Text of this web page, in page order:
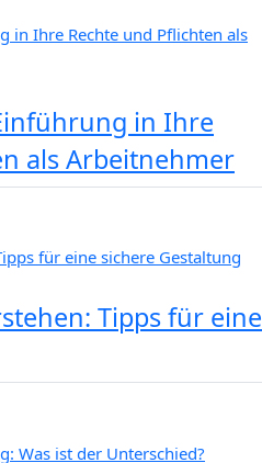
in Ihre
als Arbeitnehmer
Tipps für eine